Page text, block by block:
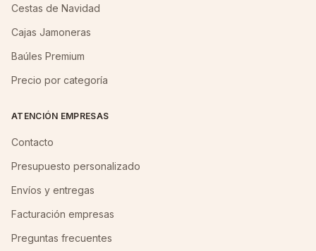
Cestas de Navidad
Cajas Jamoneras
Baúles Premium
Precio por categoría
ATENCIÓN EMPRESAS
Contacto
Presupuesto personalizado
Envíos y entregas
Facturación empresas
Preguntas frecuentes